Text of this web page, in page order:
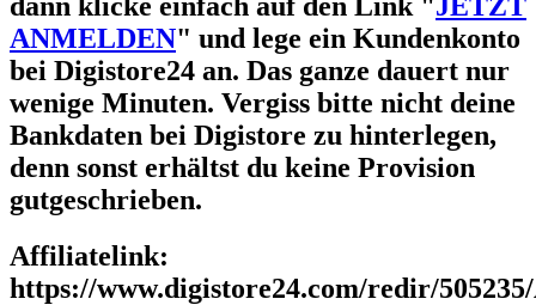
ANMELDEN" und lege ein Kundenkonto
bei Digistore24 an. Das ganze dauert nur
wenige Minuten. Vergiss bitte nicht deine
Bankdaten bei Digistore zu hinterlegen,
denn sonst erhältst du keine Provision
gutgeschrieben.
Affiliatelink:
https://www.digistore24.com/redir/